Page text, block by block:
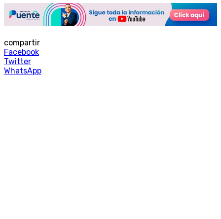
compartir
Facebook
Twitter
WhatsApp